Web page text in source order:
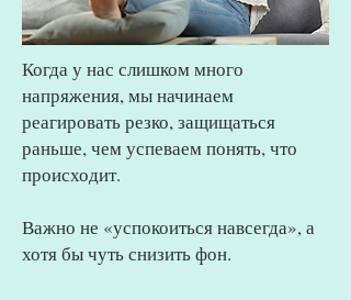
Когда у нас слишком много
напряжения, мы начинаем
реагировать резко, защищаться
раньше, чем успеваем понять, что
происходит.
Важно не «успокоиться навсегда», а
хотя бы чуть снизить фон.